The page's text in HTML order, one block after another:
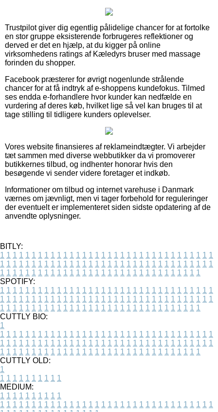
Trustpilot giver dig egentlig pålidelige chancer for at fortolke
en stor gruppe eksisterende forbrugeres reflektioner og
derved er det en hjælp, at du kigger på online
virksomhedens ratings af Kæledyrs bruser med massage
forinden du shopper.
Facebook præsterer for øvrigt nogenlunde strålende
chancer for at få indtryk af e-shoppens kundefokus. Tilmed
ses endda e-forhandlere hvor kunder kan nedfælde en
vurdering af deres køb, hvilket lige så vel kan bruges til at
tage stilling til tidligere kunders oplevelser.
Vores website finansieres af reklameindtægter. Vi arbejder
tæt sammen med diverse webbutikker da vi promoverer
butikkernes tilbud, og indhenter honorar hvis den
besøgende vi sender videre foretager et indkøb.
Informationer om tilbud og internet varehuse i Danmark
værnes om jævnligt, men vi tager forbehold for reguleringer
der eventuelt er implementeret siden sidste opdatering af de
anvendte oplysninger.
BITLY:
1 1 1 1 1 1 1 1 1 1 1 1 1 1 1 1 1 1 1 1 1 1 1 1 1 1 1 1 1 1 1 1 1 1
1 1 1 1 1 1 1 1 1 1 1 1 1 1 1 1 1 1 1 1 1 1 1 1 1 1 1 1 1 1 1 1 1 1
1 1 1 1 1 1 1 1 1 1 1 1 1 1 1 1 1 1 1 1 1 1 1 1 1 1 1 1 1 1 1 1
SPOTIFY:
1 1 1 1 1 1 1 1 1 1 1 1 1 1 1 1 1 1 1 1 1 1 1 1 1 1 1 1 1 1 1 1 1 1
1 1 1 1 1 1 1 1 1 1 1 1 1 1 1 1 1 1 1 1 1 1 1 1 1 1 1 1 1 1 1 1 1 1
1 1 1 1 1 1 1 1 1 1 1 1 1 1 1 1 1 1 1 1 1 1 1 1 1 1 1 1 1 1 1 1
CUTTLY BIO:
1
1 1 1 1 1 1 1 1 1 1 1 1 1 1 1 1 1 1 1 1 1 1 1 1 1 1 1 1 1 1 1 1 1 1
1 1 1 1 1 1 1 1 1 1 1 1 1 1 1 1 1 1 1 1 1 1 1 1 1 1 1 1 1 1 1 1 1 1
1 1 1 1 1 1 1 1 1 1 1 1 1 1 1 1 1 1 1 1 1 1 1 1 1 1 1 1 1 1 1 1
CUTTLY OLD:
1
1 1 1 1 1 1 1 1 1 1
MEDIUM:
1 1 1 1 1 1 1 1 1 1
1 1 1 1 1 1 1 1 1 1 1 1 1 1 1 1 1 1 1 1 1 1 1 1 1 1 1 1 1 1 1 1 1 1